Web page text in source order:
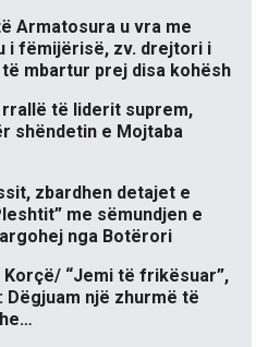
Armatosura u vra me
i fëmijërisë, zv. drejtori i
mbartur prej disa kohësh
të liderit suprem,
shëndetin e Mojtaba
zbardhen detajet e
me sëmundjen e
nga Botërori
“Jemi të frikësuar”,
një zhurmë të